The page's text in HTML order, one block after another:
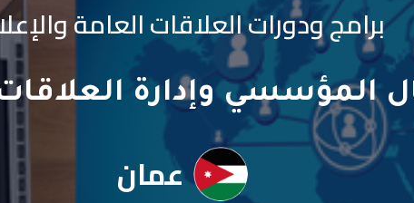
برامج ودورات العلاقات العامة
المؤسسي وإدارة العلاقات
عمان